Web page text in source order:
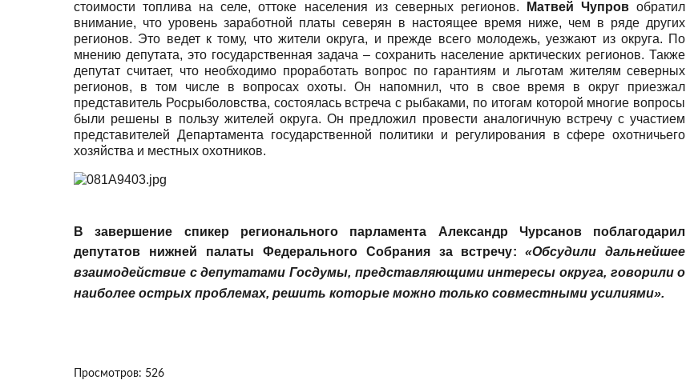
стоимости топлива на селе, оттоке населения из северных регионов.
Матвей Чупров обратил
внимание, что уровень заработной платы северян в настоящее время ниже, чем в ряде других
регионов. Это ведет к тому, что жители округа, и прежде всего молодежь, уезжают из округа. По
мнению депутата, это государственная задача – сохранить население арктических регионов. Также
депутат считает, что необходимо проработать вопрос по гарантиям и льготам жителям северных
регионов, в том числе в вопросах охоты. Он напомнил, что в свое время в округ приезжал
представитель Росрыболовства, состоялась встреча с рыбаками, по итогам которой многие вопросы
были решены в пользу жителей округа. Он предложил провести аналогичную встречу с участием
представителей Департамента государственной политики и регулирования в сфере охотничьего
хозяйства и местных охотников.
В завершение спикер регионального парламента Александр Чурсанов поблагодарил
депутатов нижней палаты Федерального Собрания за встречу:«Обсудили дальнейшее
взаимодействие с депутатами Госдумы, представляющими интересы округа, говорили о
наиболее острых проблемах, решить которые можно только совместными усилиями».
Просмотров: 526